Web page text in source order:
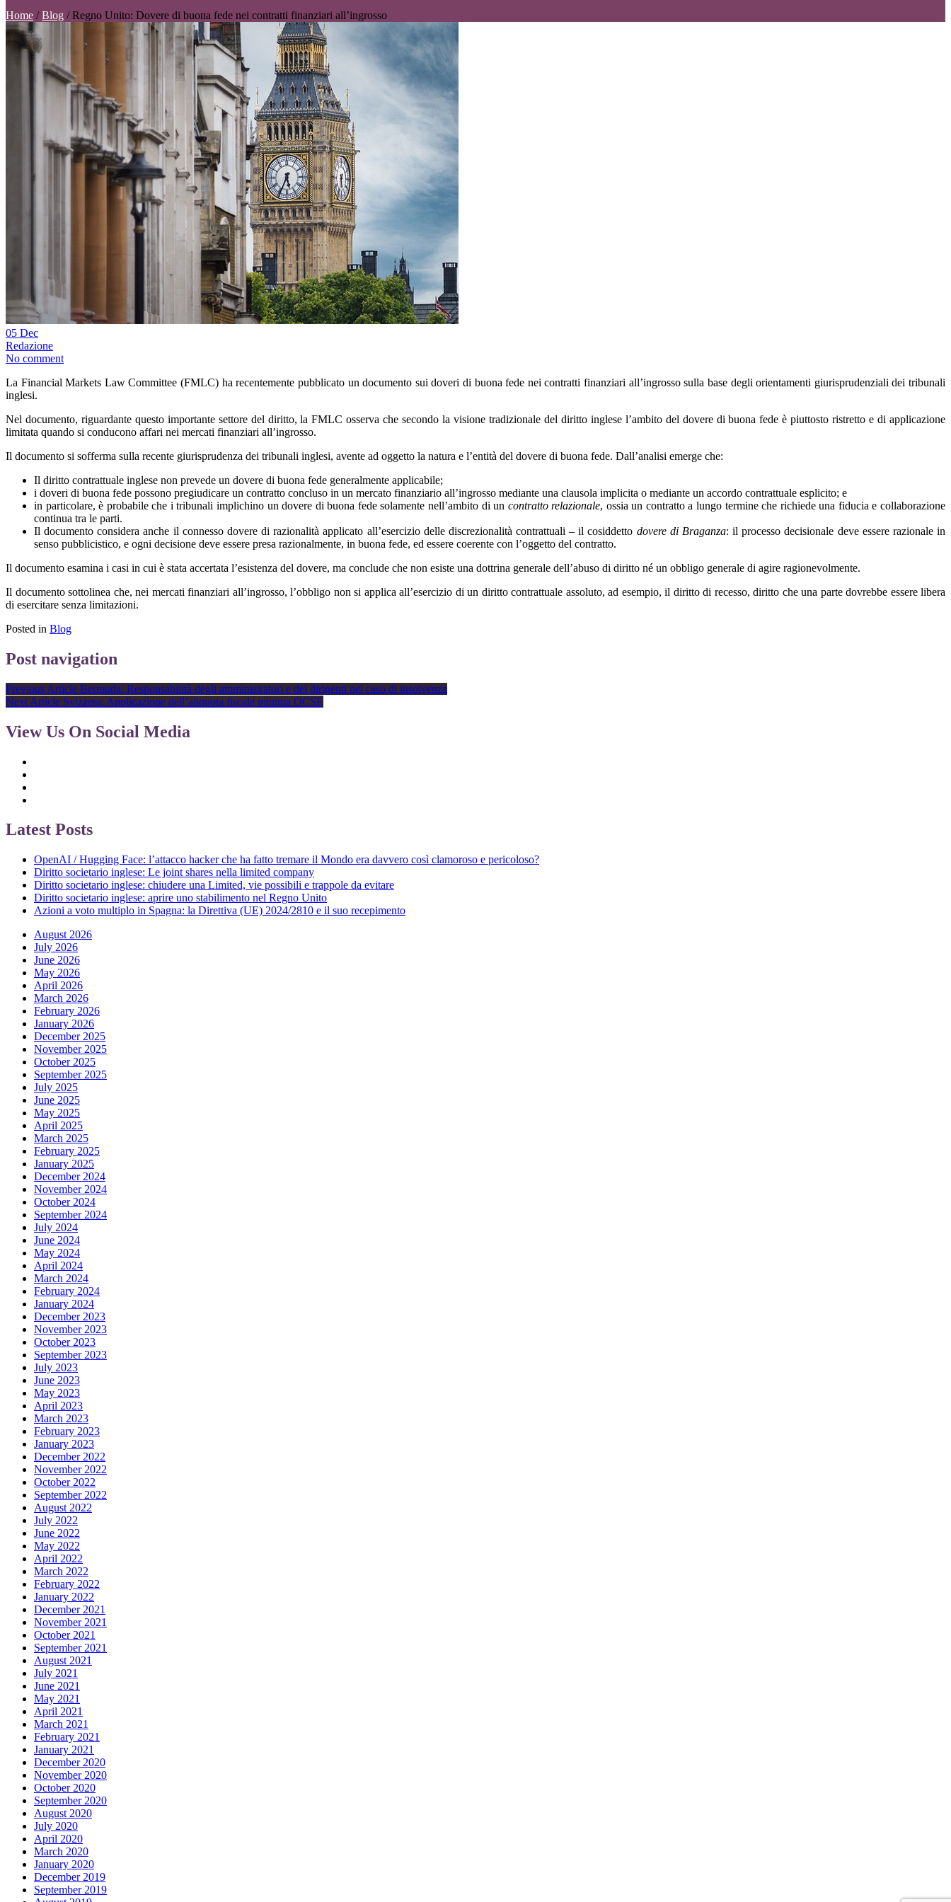
Home /Blog /Regno Unito: Dovere di buona fede nei contratti finanziari all’ingrosso
05 Dec
Redazione
No comment
La Financial Markets Law Committee (FMLC) ha recentemente pubblicato un documento sui doveri di buona fede nei contratti finanziari all’ingrosso sulla base degli orientamenti giurisprudenziali dei tribunali
inglesi.
Nel documento, riguardante questo importante settore del diritto, la FMLC osserva che secondo la visione tradizionale del diritto inglese l’ambito del dovere di buona fede è piuttosto ristretto e di applicazione
limitata quando si conducono affari nei mercati finanziari all’ingrosso.
Il documento si sofferma sulla recente giurisprudenza dei tribunali inglesi, avente ad oggetto la natura e l’entità del dovere di buona fede. Dall’analisi emerge che:
Il diritto contrattuale inglese non prevede un dovere di buona fede generalmente applicabile;
i doveri di buona fede possono pregiudicare un contratto concluso in un mercato finanziario all’ingrosso mediante una clausola implicita o mediante un accordo contrattuale esplicito; e
in particolare, è probabile che i tribunali implichino un dovere di buona fede solamente nell’ambito di un contratto relazionale, ossia un contratto a lungo termine che richiede una fiducia e collaborazione
continua tra le parti.
Il documento considera anche il connesso dovere di razionalità applicato all’esercizio delle discrezionalità contrattuali – il cosiddetto dovere di Braganza: il processo decisionale deve essere razionale in
senso pubblicistico, e ogni decisione deve essere presa razionalmente, in buona fede, ed essere coerente con l’oggetto del contratto.
Il documento esamina i casi in cui è stata accertata l’esistenza del dovere, ma conclude che non esiste una dottrina generale dell’abuso di diritto né un obbligo generale di agire ragionevolmente.
Il documento sottolinea che, nei mercati finanziari all’ingrosso, l’obbligo non si applica all’esercizio di un diritto contrattuale assoluto, ad esempio, il diritto di recesso, diritto che una parte dovrebbe essere libera
di esercitare senza limitazioni.
Posted in Blog
Post navigation
Previous Article Bermuda: Responsabilità degli amministratori e dei dirigenti nel caso di insolvenza
Next Article Svizzera: Applicazione dell’aliquota fiscale minima OCSE
View Us On Social Media
Latest Posts
OpenAI / Hugging Face: l’attacco hacker che ha fatto tremare il Mondo era davvero così clamoroso e pericoloso?
Diritto societario inglese: Le joint shares nella limited company
Diritto societario inglese: chiudere una Limited, vie possibili e trappole da evitare
Diritto societario inglese: aprire uno stabilimento nel Regno Unito
Azioni a voto multiplo in Spagna: la Direttiva (UE) 2024/2810 e il suo recepimento
August 2026
July 2026
June 2026
May 2026
April 2026
March 2026
February 2026
January 2026
December 2025
November 2025
October 2025
September 2025
July 2025
June 2025
May 2025
April 2025
March 2025
February 2025
January 2025
December 2024
November 2024
October 2024
September 2024
July 2024
June 2024
May 2024
April 2024
March 2024
February 2024
January 2024
December 2023
November 2023
October 2023
September 2023
July 2023
June 2023
May 2023
April 2023
March 2023
February 2023
January 2023
December 2022
November 2022
October 2022
September 2022
August 2022
July 2022
June 2022
May 2022
April 2022
March 2022
February 2022
January 2022
December 2021
November 2021
October 2021
September 2021
August 2021
July 2021
June 2021
May 2021
April 2021
March 2021
February 2021
January 2021
December 2020
November 2020
October 2020
September 2020
August 2020
July 2020
April 2020
March 2020
January 2020
December 2019
September 2019